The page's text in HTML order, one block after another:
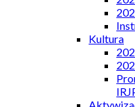
Kultura